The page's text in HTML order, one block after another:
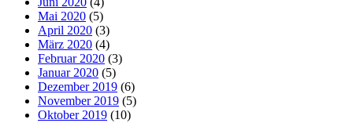
Mai 2020 (5)
April 2020 (3)
März 2020 (4)
Februar 2020 (3)
Januar 2020 (5)
Dezember 2019 (6)
November 2019 (5)
Oktober 2019 (10)